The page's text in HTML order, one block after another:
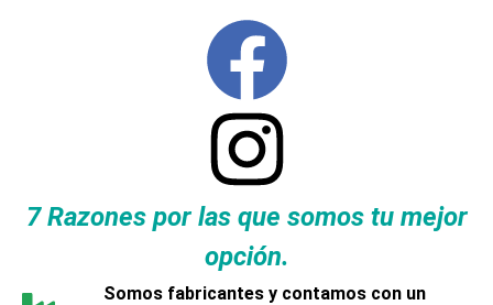
7 Razones por las que somos tu mejor
opción.
Somos fabricantes y contamos con un